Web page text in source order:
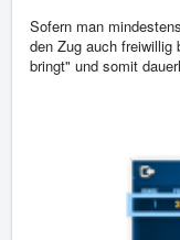
Sofern man
den Zug auch freiwillig
bringt" und somit